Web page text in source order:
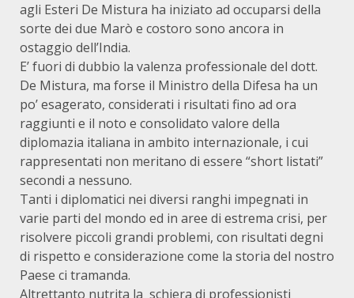
agli Esteri De Mistura ha iniziato ad occuparsi della
sorte dei due Marò e costoro sono ancora in
ostaggio dell’India.
E’ fuori di dubbio la valenza professionale del dott.
De Mistura, ma forse il Ministro della Difesa ha un
po’ esagerato, considerati i risultati fino ad ora
raggiunti e il noto e consolidato valore della
diplomazia italiana in ambito internazionale, i cui
rappresentati non meritano di essere “short listati”
secondi a nessuno.
Tanti i diplomatici nei diversi ranghi impegnati in
varie parti del mondo ed in aree di estrema crisi, per
risolvere piccoli grandi problemi, con risultati degni
di rispetto e considerazione come la storia del nostro
Paese ci tramanda.
Altrettanto nutrita la schiera di professionisti